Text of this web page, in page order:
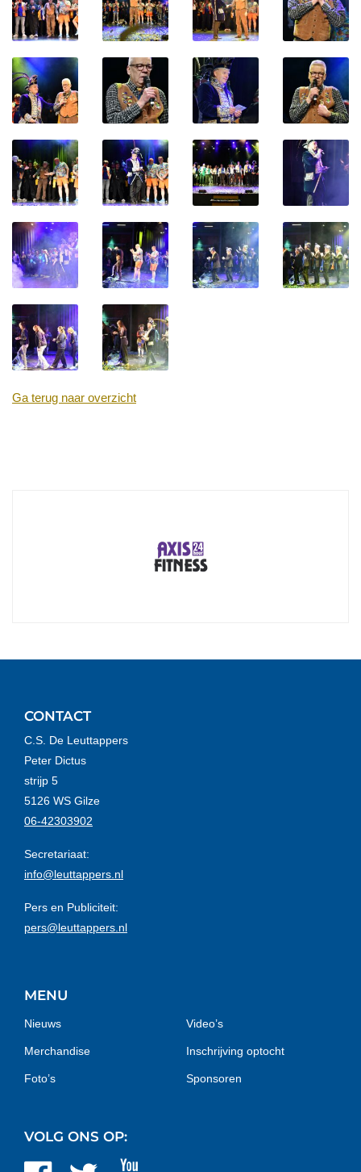
Ga terug naar overzicht
CONTACT
C.S. De Leuttappers
Peter Dictus
strijp 5
5126 WS Gilze
06-42303902
Secretariaat:
info@leuttappers.nl
Pers en Publiciteit:
pers@leuttappers.nl
MENU
Nieuws
Merchandise
Foto’s
Video’s
Inschrijving optocht
Sponsoren
VOLG ONS OP: